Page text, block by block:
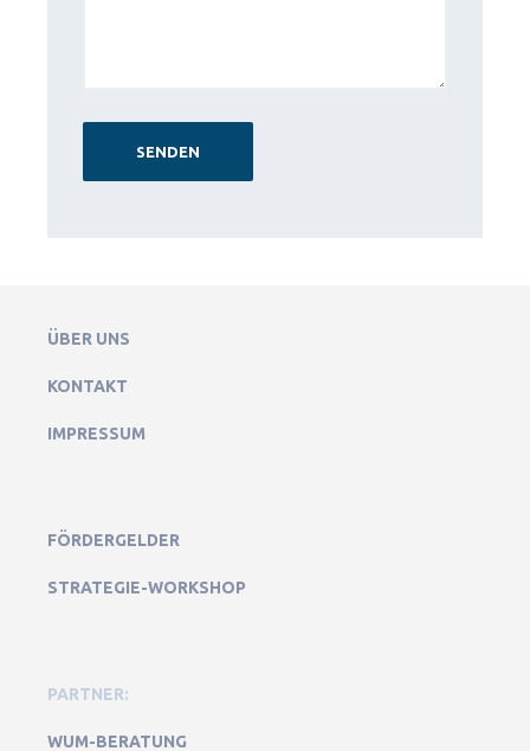
ÜBER UNS
KONTAKT
IMPRESSUM
FÖRDERGELDER
STRATEGIE-WORKSHOP
PARTNER:
WUM-BERATUNG